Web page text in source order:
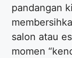
pandangan
salon atau
momen